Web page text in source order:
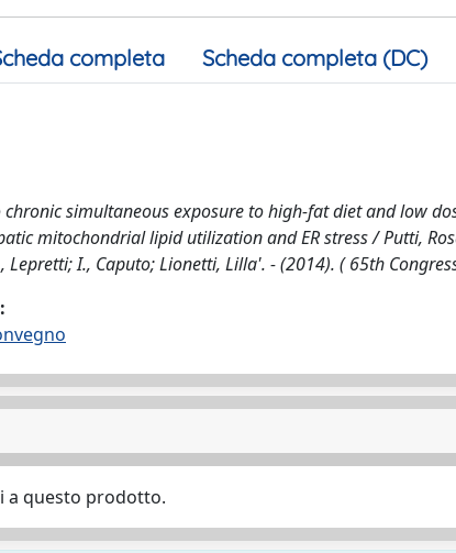
completa Scheda completa (DC)
chronic simultaneous exposure to high-fat diet and low
mitochondrial lipid utilization and ER stress / Putti,
Lepretti; I., Caputo; Lionetti, Lilla'. - (2014). ( 65th
a questo prodotto.